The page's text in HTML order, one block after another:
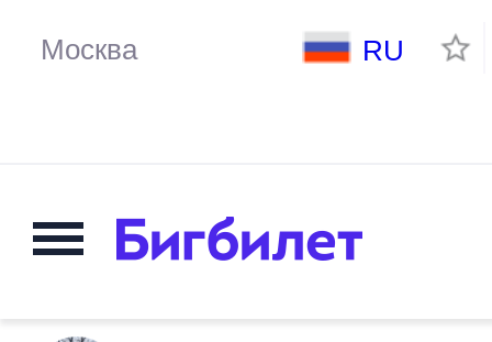
RU